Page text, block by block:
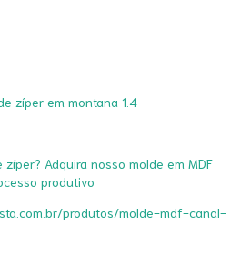
zíper em montana 1.4
Adquira nosso molde em MDF
produtivo
produtos/molde-mdf-canal-